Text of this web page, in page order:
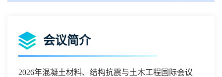
会议简介
2026年混凝土材料、结构抗震与土木工程国际会议